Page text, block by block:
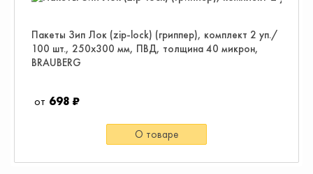
Пакеты Зип Лок (zip-lock) (гриппер), комплект 2 уп./
100 шт., 250х300 мм, ПВД, толщина 40 микрон,
BRAUBERG
698 ₽
О товаре